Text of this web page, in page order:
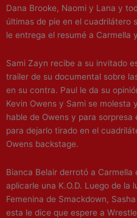
Dana Brooke, Naomi y Lana y
últimas de pie en el cuadrilátero
le entrega el resumé a Carmella
Sami Zayn recibe a su invitado
trailer de su documental sobre
en su contra. Paul le da su
Kevin Owens y Sami se molesta
hable de Owens y para
para dejarlo tirado en el
Owens backstage.
Bianca Belair derrotó a
aplicarle una K.O.D. Luego de la
Femenina de Smackdown,
esta le dice que espere a